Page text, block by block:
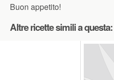
Buon appetito!
Altre ricette simili a questa: